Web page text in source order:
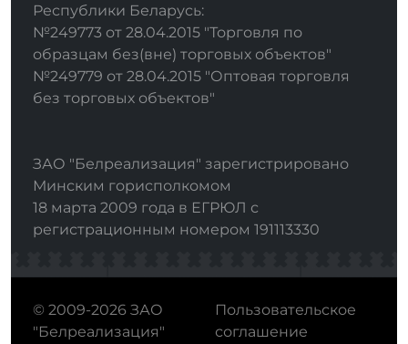
Республики Беларусь:
№249773 от 28.04.2015 "Торговля по
образцам без(вне) торговых объектов"
№249779 от 28.04.2015 "Оптовая торговля
без торговых объектов"
ЗАО "Белреализация" зарегистрировано
Минским горисполкомом
18 марта 2009 года в ЕГРЮЛ с
регистрационным номером 191113330
© 2009-2026 ЗАО
"Белреализация"
Пользовательское
соглашение